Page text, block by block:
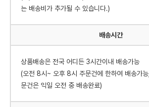
는 배송비가 추가될 수 있습니다.)
배송시간
상품배송은 전국 어디든 3시간이내 배송가능
(오전 8시~ 오후 8시 주문건에 한하여 배송가
문건은 익일 오전 중 배송완료)